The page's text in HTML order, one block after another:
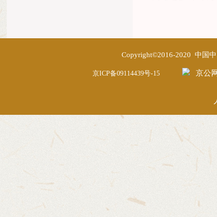
Copyright©2016-2020 中国
京ICP备09114439号-15 京公